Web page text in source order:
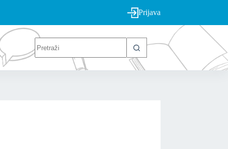
Prijava